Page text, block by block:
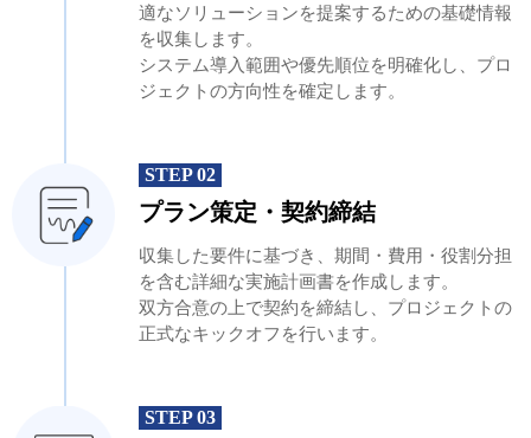
適なソリューションを提案するための基礎情報
を収集します。
システム導入範囲や優先順位を明確化し、プロ
ジェクトの方向性を確定します。
STEP 02
プラン策定・契約締結
収集した要件に基づき、期間・費用・役割分担
を含む詳細な実施計画書を作成します。
双方合意の上で契約を締結し、プロジェクトの
正式なキックオフを行います。
STEP 03